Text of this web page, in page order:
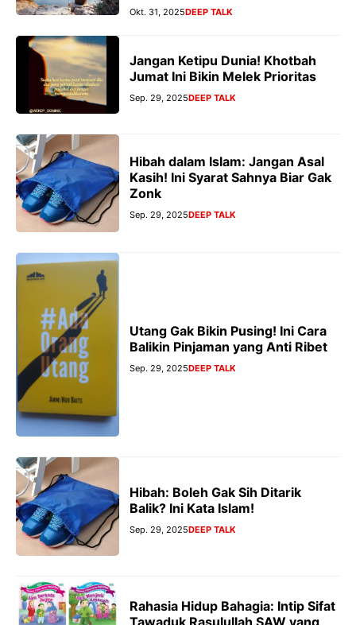
Okt. 31, 2025DEEP TALK
Jangan Ketipu Dunia! Khotbah
Jumat Ini Bikin Melek Prioritas
Sep. 29, 2025DEEP TALK
Hibah dalam Islam: Jangan Asal
Kasih! Ini Syarat Sahnya Biar Gak
Zonk
Sep. 29, 2025DEEP TALK
Utang Gak Bikin Pusing! Ini Cara
Balikin Pinjaman yang Anti Ribet
Sep. 29, 2025DEEP TALK
Hibah: Boleh Gak Sih Ditarik
Balik? Ini Kata Islam!
Sep. 29, 2025DEEP TALK
Rahasia Hidup Bahagia: Intip Sifat
Tawaduk Rasulullah SAW yang